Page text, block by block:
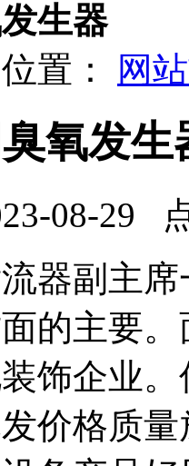
生器
置：
网
氧发生
08-29
副主席
的主要
饰企业
价格质